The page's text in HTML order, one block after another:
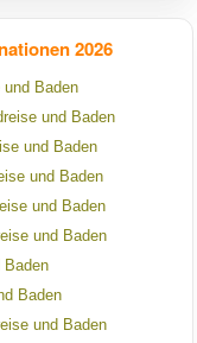
2026
und Baden
und Baden
und Baden
und Baden
und Baden
und Baden
Baden
Baden
und Baden